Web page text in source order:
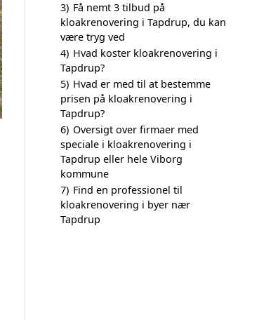
3) Få nemt 3 tilbud på
kloakrenovering i Tapdrup, du kan
være tryg ved
4) Hvad koster kloakrenovering i
Tapdrup?
5) Hvad er med til at bestemme
prisen på kloakrenovering i
Tapdrup?
6) Oversigt over firmaer med
speciale i kloakrenovering i
Tapdrup eller hele Viborg
kommune
7) Find en professionel til
kloakrenovering i byer nær
Tapdrup